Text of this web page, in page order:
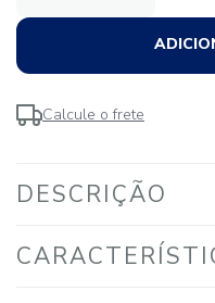
Calcule o frete
DESCRIÇÃO